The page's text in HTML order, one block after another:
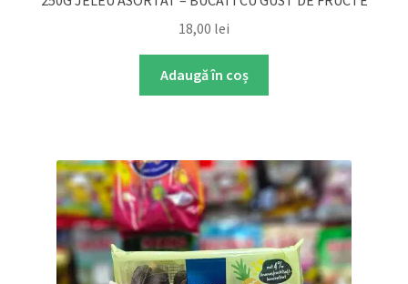
18,00 lei
Adaugă în coș